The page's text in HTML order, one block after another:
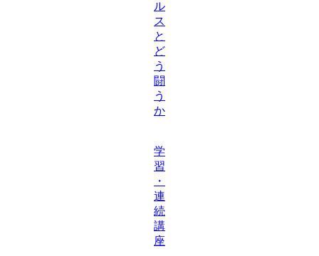
ル
ス
と
ど
う
闘
う
か
学
習
・
連
続
講
座